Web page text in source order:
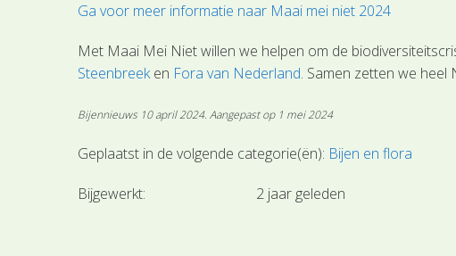
Ga voor meer informatie naar Maai mei niet 2024
Met Maai Mei Niet willen we helpen om de
Steenbreeken Fora van Nederland. Samen zetten we heel
Bijennieuws 10 april 2024. Aangepast op 1 mei 2024
Geplaatst in de volgende categorie(ën): Bijen en flora
Bijgewerkt: 2 jaar geleden